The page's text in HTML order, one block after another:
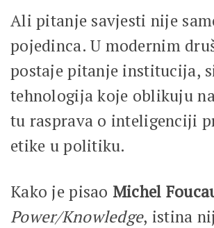
Ali pitanje savjesti nije
pojedinca. U modernim
postaje pitanje institucija,
tehnologija koje oblikuju
tu rasprava o inteligenciji
etike u politiku.
Kako je pisao Michel
Power/Knowledge, istina